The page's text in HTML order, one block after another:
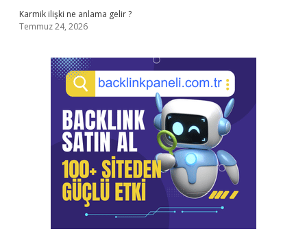
Karmik ilişki ne anlama gelir ?
Temmuz 24, 2026